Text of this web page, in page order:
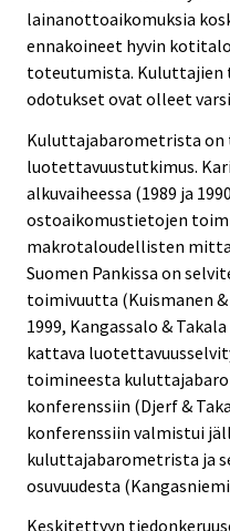
lainanottoaikomuksia
ennakoineet hyvin
toteutumista.
odotukset ovat olleet
Kuluttajabarometrista on
luotettavuustutkimus.
alkuvaiheessa (1989 ja
ostoaikomustietojen
makrotaloudellisten
Suomen Pankissa on
toimivuutta (Kuismanen &
1999, Kangassalo &
kattava
toimineesta
konferenssiin (Djerf &
konferenssiin valmistui
kuluttajabarometrista ja
osuvuudesta
Keskitettyyn